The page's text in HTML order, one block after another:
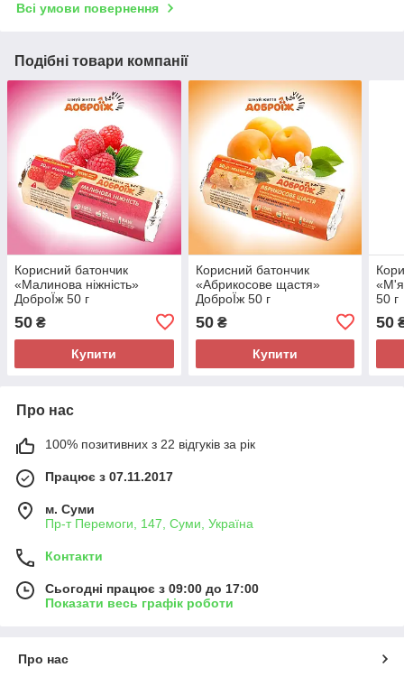
Всі умови повернення
Подібні товари компанії
Корисний батончик
«Малинова ніжність»
ДоброЇж 50 г
50 ₴
Купити
Корисний батончик
«Абрикосове щастя»
ДоброЇж 50 г
50₴
Купити
50 г
50
Про нас
100% позитивних з 22 відгуків за рік
Працює з 07.11.2017
м. Суми
Пр-т Перемоги, 147, Суми, Україна
Контакти
Сьогодні працює з 09:00 до 17:00
Показати весь графік роботи
Про нас